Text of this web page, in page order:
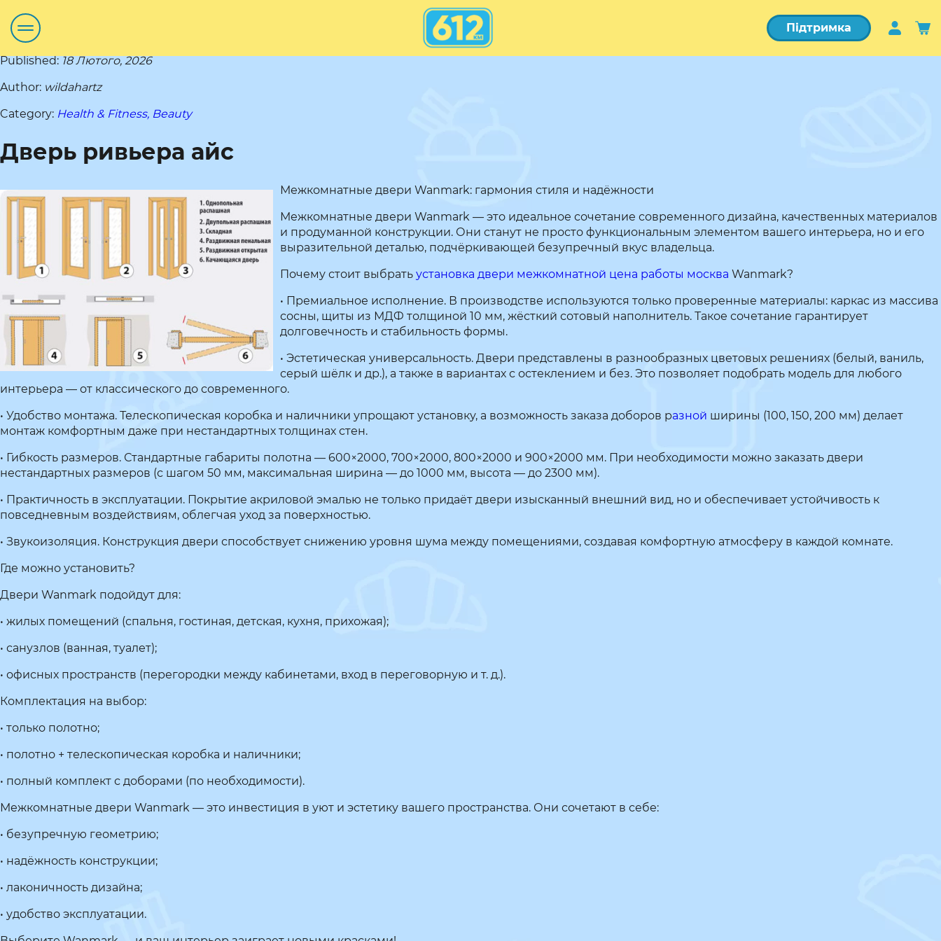
Підтримка
Published:18 Лютого, 2026
Author: wildahartz
Category: Health & Fitness, Beauty
Дверь ривьера айс
Межкомнатные двери Wanmark: гармония стиля и надёжности
Межкомнатные двери Wanmark — это идеальное сочетание современного дизайна, качественных материалов
и продуманной конструкции. Они станут не просто функциональным элементом вашего интерьера, но и его
выразительной деталью, подчёркивающей безупречный вкус владельца.
Почему стоит выбрать установка двери межкомнатной цена работы москва Wanmark?
• Премиальное исполнение. В производстве используются только проверенные материалы: каркас из массива
сосны, щиты из МДФ толщиной 10 мм, жёсткий сотовый наполнитель. Такое сочетание гарантирует
долговечность и стабильность формы.
• Эстетическая универсальность. Двери представлены в разнообразных цветовых решениях (белый, ваниль,
серый шёлк и др.), а также в вариантах с остеклением и без. Это позволяет подобрать модель для любого
интерьера — от классического до современного.
• Удобство монтажа. Телескопическая коробка и наличники упрощают установку, а возможность заказа доборов разной ширины (100, 150, 200 мм) делает
монтаж комфортным даже при нестандартных толщинах стен.
• Гибкость размеров. Стандартные габариты полотна — 600×2000, 700×2000, 800×2000 и 900×2000 мм. При необходимости можно заказать двери
нестандартных размеров (с шагом 50 мм, максимальная ширина — до 1000 мм, высота — до 2300 мм).
• Практичность в эксплуатации. Покрытие акриловой эмалью не только придаёт двери изысканный внешний вид, но и обеспечивает устойчивость к
повседневным воздействиям, облегчая уход за поверхностью.
• Звукоизоляция. Конструкция двери способствует снижению уровня шума между помещениями, создавая комфортную атмосферу в каждой комнате.
Где можно установить?
Двери Wanmark подойдут для:
• жилых помещений (спальня, гостиная, детская, кухня, прихожая);
• санузлов (ванная, туалет);
• офисных пространств (перегородки между кабинетами, вход в переговорную и т. д.).
Комплектация на выбор:
• только полотно;
• полотно + телескопическая коробка и наличники;
• полный комплект с доборами (по необходимости).
Межкомнатные двери Wanmark — это инвестиция в уют и эстетику вашего пространства. Они сочетают в себе:
• безупречную геометрию;
• надёжность конструкции;
• лаконичность дизайна;
• удобство эксплуатации.